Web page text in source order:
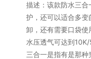
描述：该款防水三
护，还可以适合多
卸，还有需要口袋使
水压透气可达到10K/
三合一是指有是那